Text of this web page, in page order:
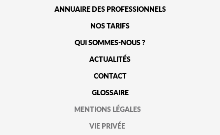
ANNUAIRE DES PROFESSIONNELS
NOS TARIFS
QUI SOMMES-NOUS ?
ACTUALITÉS
CONTACT
GLOSSAIRE
MENTIONS LÉGALES
VIE PRIVÉE